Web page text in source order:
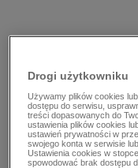
Drogi użytkowniku
Używamy plików cookies
dostępu do serwisu,
treści dopasowanych do
ustawienia plików cookies
ustawień prywatności w
swojego konta w serwisie
Ustawienia cookies w
spowodować brak dostępu